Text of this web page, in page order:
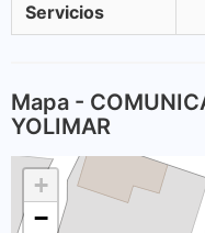
Servicios
Mapa -
YOLIMAR
+
−